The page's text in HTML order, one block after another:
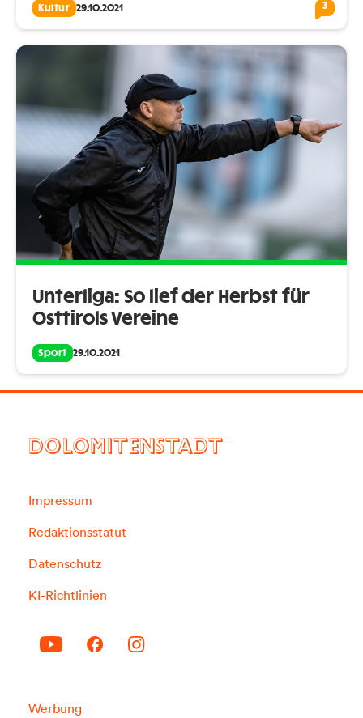
Kultur 29.10.2021 3
Unterliga: So lief der Herbst für
Osttirols Vereine
Sport 29.10.2021
DOLOMITENSTADT
Impressum
Redaktionsstatut
Datenschutz
KI-Richtlinien
Werbung